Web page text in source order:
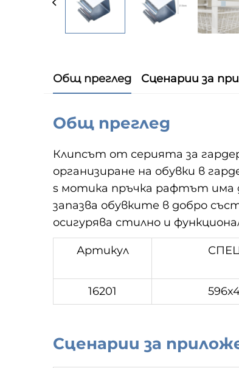
Общ преглед Сценарии за
Общ преглед
Клипсът от серията за
организиране на обувки в
s мотика пръчка рафтът има
запазва обувките в добро
осигурява стилно и
Артикул
16201
Сценарии за